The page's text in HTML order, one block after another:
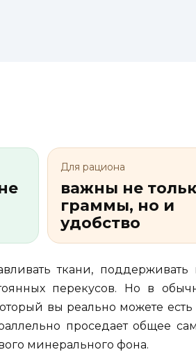
Для рациона
важны не
граммы, но и
удобство
ткани,
перекусов. Но в
вы реально можете есть
проседает общее
минерального фона.